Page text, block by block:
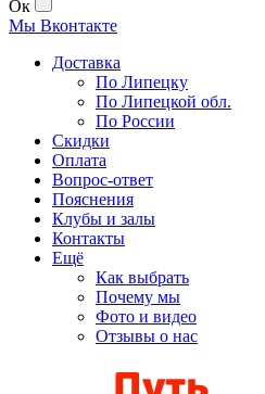
Ок
Мы Вконтакте
Доставка
По Липецку
По Липецкой обл.
По России
Скидки
Оплата
Вопрос-ответ
Пояснения
Клубы и залы
Контакты
Ещё
Как выбрать
Почему мы
Фото и видео
Отзывы о нас